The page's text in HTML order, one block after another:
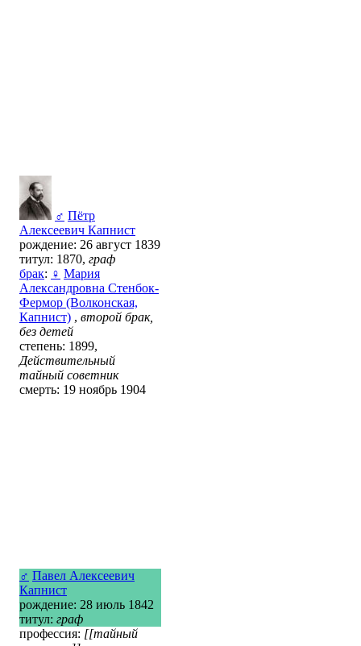
♂ Пётр
Алексеевич Капнист
рождение: 26 август 1839
титул: 1870, граф
брак: ♀ Мария
Александровна Стенбок-
Фермор (Волконская,
Капнист) , второй брак,
без детей
степень: 1899,
Действительный
тайный советник
смерть: 19 ноябрь 1904
♂ Павел Алексеевич
Капнист
рождение: 28 июль 1842
титул: граф
профессия: [[тайный